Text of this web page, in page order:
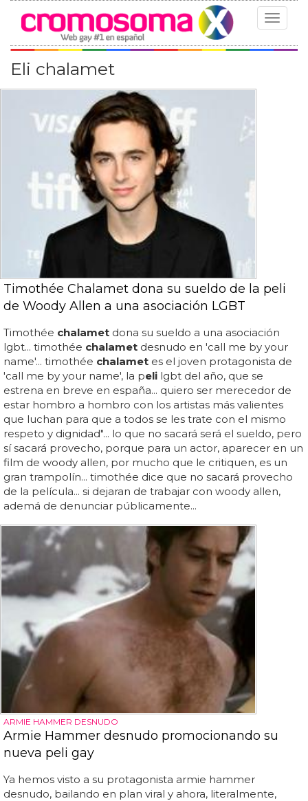
Toggle
Eli chalamet
Timothée Chalamet dona su sueldo de la peli
de Woody Allen a una asociación LGBT
Timothée chalamet dona su sueldo a una asociación
lgbt... timothée chalamet desnudo en 'call me by your
name'... timothée chalamet es el joven protagonista de
'call me by your name', la peli lgbt del año, que se
estrena en breve en españa... quiero ser merecedor de
estar hombro a hombro con los artistas más valientes
que luchan para que a todos se les trate con el mismo
respeto y dignidad"... lo que no sacará será el sueldo, pero
sí sacará provecho, porque para un actor, aparecer en un
film de woody allen, por mucho que le critiquen, es un
gran trampolín... timothée dice que no sacará provecho
de la película... si dejaran de trabajar con woody allen,
ademá de denunciar públicamente...
ARMIE HAMMER DESNUDO
Armie Hammer desnudo promocionando su
nueva peli gay
Ya hemos visto a su protagonista armie hammer
desnudo, bailando en plan viral y ahora, literalmente,